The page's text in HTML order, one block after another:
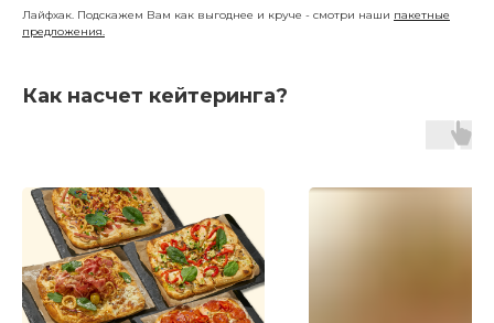
Лайфхак. Подскажем Вам как выгоднее и круче - смотри наши пакетные
предложения.
Как насчет кейтеринга?